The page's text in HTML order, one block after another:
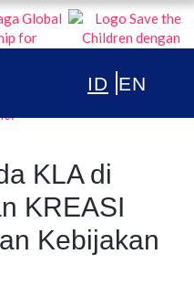
ANAK INDONESIA
KLA di
KREASI
Kebijakan